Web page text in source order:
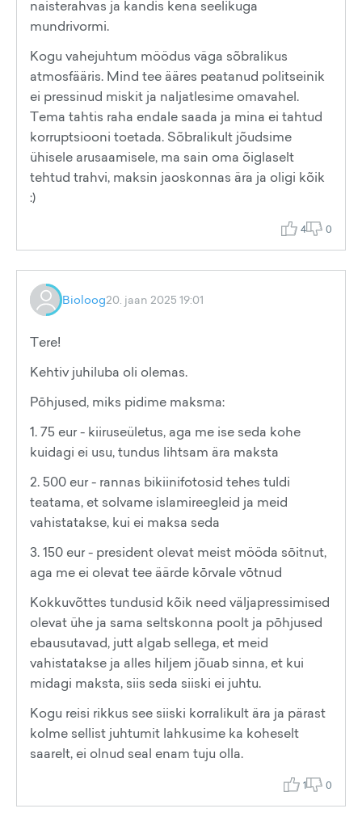
naisterahvas ja kandis kena seelikuga
mundrivormi.
Kogu vahejuhtum möödus väga sõbralikus
atmosfääris. Mind tee ääres peatanud politseinik
ei pressinud miskit ja naljatlesime omavahel.
Tema tahtis raha endale saada ja mina ei tahtud
korruptsiooni toetada. Sõbralikult jõudsime
ühisele arusaamisele, ma sain oma õiglaselt
tehtud trahvi, maksin jaoskonnas ära ja oligi kõik
:)
4 0
Bioloog20. jaan 2025 19:01
Tere!
Kehtiv juhiluba oli olemas.
Pōhjused, miks pidime maksma:
1. 75 eur - kiiruseületus, aga me ise seda kohe
kuidagi ei usu, tundus lihtsam ära maksta
2. 500 eur - rannas bikiinifotosid tehes tuldi
teatama, et solvame islamireegleid ja meid
vahistatakse, kui ei maksa seda
3. 150 eur - president olevat meist mööda sōitnut,
aga me ei olevat tee äärde kōrvale vōtnud
Kokkuvõttes tundusid kõik need väljapressimised
olevat ühe ja sama seltskonna poolt ja pōhjused
ebausutavad, jutt algab sellega, et meid
vahistatakse ja alles hiljem jõuab sinna, et kui
midagi maksta, siis seda siiski ei juhtu.
Kogu reisi rikkus see siiski korralikult ära ja pärast
kolme sellist juhtumit lahkusime ka koheselt
saarelt, ei olnud seal enam tuju olla.
1 0